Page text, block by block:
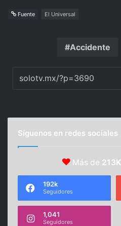
Fuente El Universal
Accidente
Síguenos en redes sociales
Más de 213K
192k
Seguidores
1,041
Seguidores